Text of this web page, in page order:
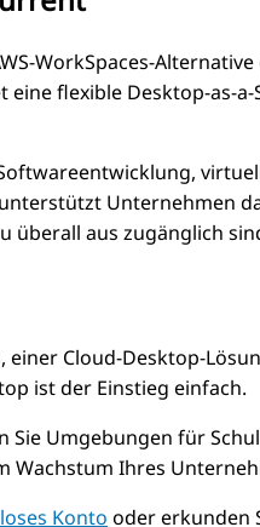
WorkSpaces-
flexible Desktop-as-
Unternehmen
überall aus zugänglich
einer Cloud-Desktop-
ist der Einstieg einfach.
Sie Umgebungen für
Wachstum Ihres
Konto oder erkunden